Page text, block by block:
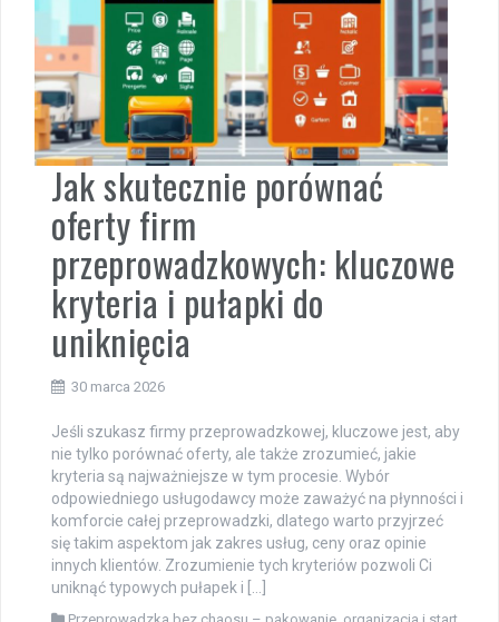
Jak skutecznie porównać
oferty firm
przeprowadzkowych: kluczowe
kryteria i pułapki do
uniknięcia
30 marca 2026
Jeśli szukasz firmy przeprowadzkowej, kluczowe jest, aby
nie tylko porównać oferty, ale także zrozumieć, jakie
kryteria są najważniejsze w tym procesie. Wybór
odpowiedniego usługodawcy może zaważyć na płynności i
komforcie całej przeprowadzki, dlatego warto przyjrzeć
się takim aspektom jak zakres usług, ceny oraz opinie
innych klientów. Zrozumienie tych kryteriów pozwoli Ci
uniknąć typowych pułapek i […]